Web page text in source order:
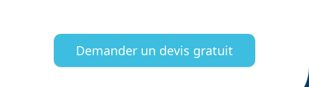
Demander un devis gratuit